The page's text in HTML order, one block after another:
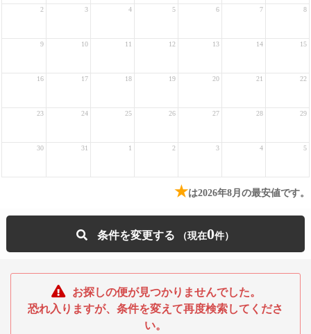
2 3 4 5 6 7 8
9 10 11 12 13 14 15
16 17 18 19 20 21 22
23 24 25 26 27 28 29
30 31 1 2 3 4 5
★は2026年8月の最安値です。
条件を変更する 0
お探しの便が見つかりませんでした。
恐れ入りますが、条件を変えて再度検索してくださ
い。